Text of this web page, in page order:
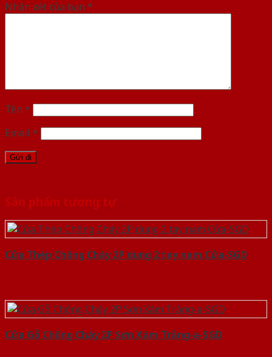
Nhận xét của bạn *
Tên *
Email *
Sản phẩm tương tự
Cửa Thép Chống Cháy 2P dung 2 tay nam Cửa-SGD
Cửa Gỗ Chống Cháy 2P Sơn Xám Trắng-a-SGD